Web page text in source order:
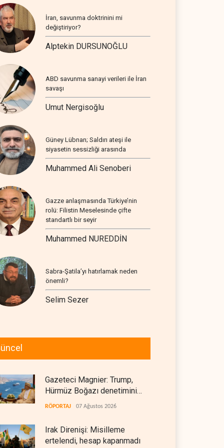
İran, savunma doktrinini mi
değiştiriyor?
Alptekin DURSUNOĞLU
ABD savunma sanayi verileri ile İran
savaşı
Umut Nergisoğlu
Güney Lübnan; Saldırı ateşi ile
siyasetin sessizliği arasında
Muhammed Ali Senoberi
Gazze anlaşmasında Türkiye’nin
rolü: Filistin Meselesinde çifte
standartlı bir seyir
Muhammed NUREDDİN
Sabra-Şatila’yı hatırlamak neden
önemli?
Selim Sezer
Gazeteci Magnier: Trump,
Hürmüz Boğazı denetimini
doğrudan İran ve Umman'a
RÖPORTAJ 07 Ağustos 2026
Irak Direnişi: Misilleme
ertelendi, hesap kapanmadı